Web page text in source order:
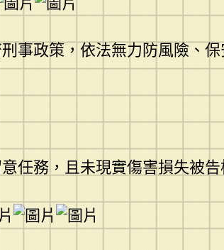
事政策，依法無力防風險、
任務，且未現實傷害損失被